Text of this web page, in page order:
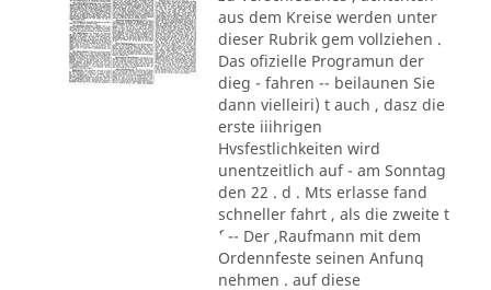
aus dem Kreise werden unter
dieser Rubrik gem vollziehen .
Das ofizielle Programun der
dieg - fahren -- beilaunen Sie
dann vielleiri) t auch , dasz die
erste iiihrigen
Hvsfestlichkeiten wird
unentzeitlich auf - am Sonntag
den 22 . d . Mts erlasse fand
schneller fahrt , als die zweite t
´' -- Der ,Raufmann mit dem
Ordennfeste seinen Anfunq
nehmen . auf diese